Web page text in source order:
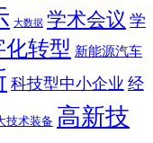
大数据 学术会议 学
化转型 新能源汽车
科技型中小企业 经
技术装备 高新技